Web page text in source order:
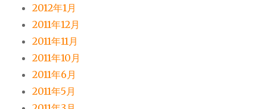
2012年1月
2011年12月
2011年11月
2011年10月
2011年6月
2011年5月